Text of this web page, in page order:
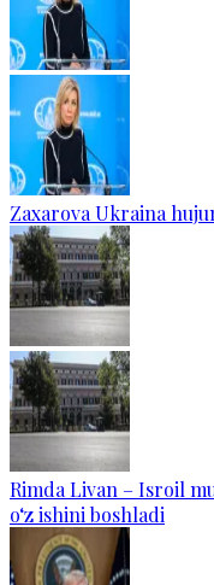
Zaxarova Ukraina
Rimda Livan – Isroil
o‘z ishini boshladi